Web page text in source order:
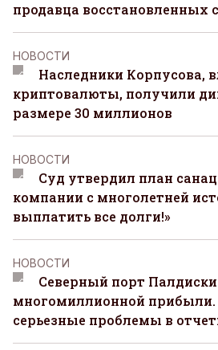
продавца восстановленных
НОВОСТИ
Наследники Корпусова,
криптовалюты, получили
размере 30 миллионов
НОВОСТИ
Суд утвердил план
компании с многолетней
выплатить все долги!»
НОВОСТИ
Северный порт
многомиллионной
серьезные проблемы в